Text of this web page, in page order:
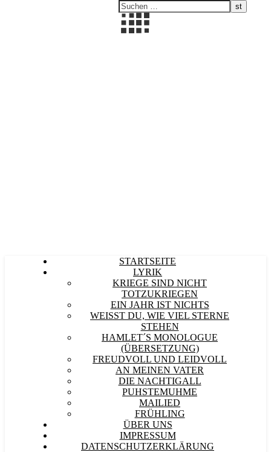
STARTSEITE
LYRIK
KRIEGE SIND NICHT
TOTZUKRIEGEN
EIN JAHR IST NICHTS
WEISST DU, WIE VIEL STERNE S
TEHEN
HAMLET´S MONOLOGUE
(ÜBERSETZUNG)
FREUDVOLL UND LEIDVOLL
AN MEINEN VATER
DIE NACHTIGALL
PUHSTEMUHME
MAILIED
FRÜHLING
ÜBER UNS
IMPRESSUM
DATENSCHUTZERKLÄRUNG